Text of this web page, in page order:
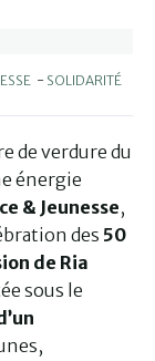
- SOLIDARITÉ
de verdure du
énergie
& Jeunesse,
des 50
de Ria
sous le